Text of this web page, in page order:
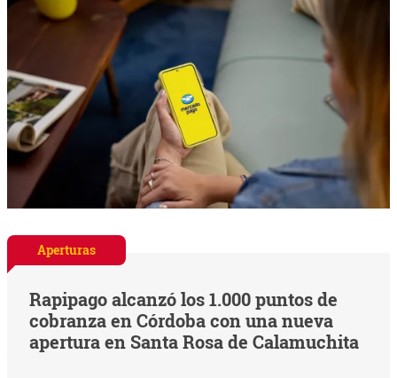
Aperturas
Rapipago alcanzó los 1.000 puntos de
cobranza en Córdoba con una nueva
apertura en Santa Rosa de Calamuchita